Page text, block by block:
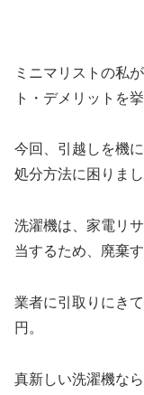
ミニマリストの私
ト・デメリットを
今回、引越しを機
処分方法に困りまし
洗濯機は、家電リ
当するため、廃棄
業者に引取りにき
円。
真新しい洗濯機な